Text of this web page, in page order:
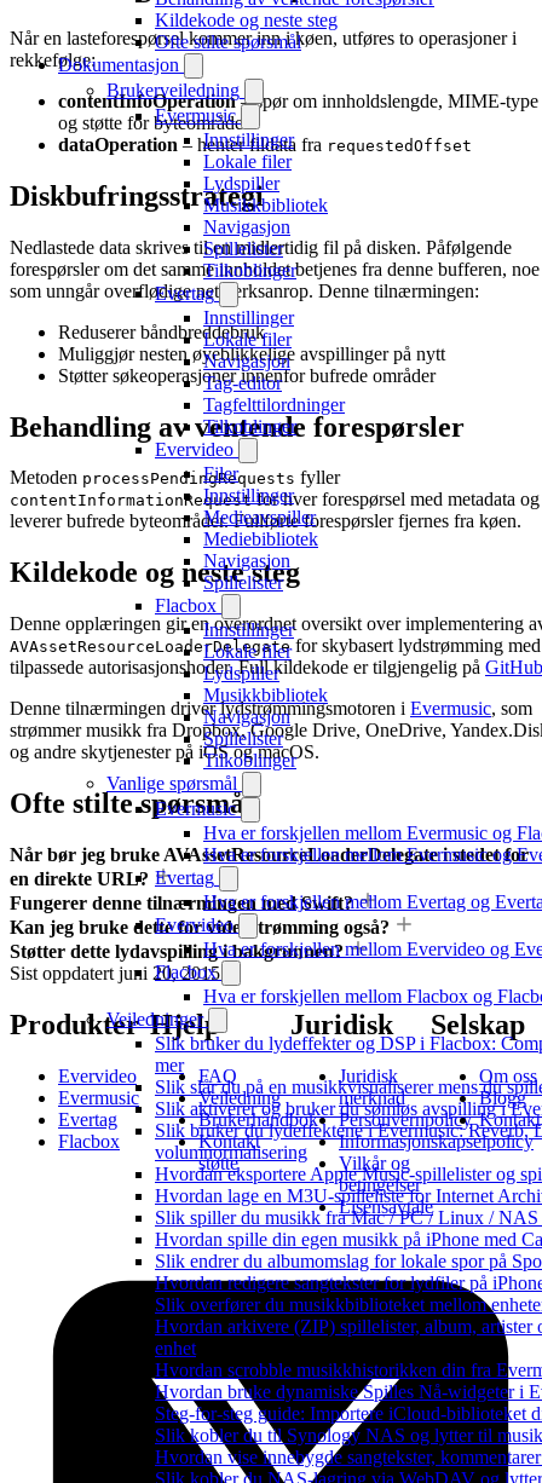
Kildekode og neste steg
Ofte stilte spørsmål
Dokumentasjon
Brukerveiledning
Evermusic
Innstillinger
Lokale filer
Lydspiller
Musikkbibliotek
Navigasjon
Spillelister
Tilkoblinger
Evertag
Innstillinger
Lokale filer
Navigasjon
Tag-editor
Tagfelttilordninger
Tilkoblinger
Evervideo
Filer
Innstillinger
Medieavspiller
Mediebibliotek
Navigasjon
Spillelister
Flacbox
Innstillinger
Lokale filer
Lydspiller
Musikkbibliotek
Navigasjon
Spillelister
Tilkoblinger
Vanlige spørsmål
Evermusic
Hva er forskjellen mellom Evermusic og
Hva er forskjellen mellom Evermusic og
Evertag
Hva er forskjellen mellom Evertag og
Evervideo
Hva er forskjellen mellom Evervideo og
Flacbox
Hva er forskjellen mellom Flacbox og
Veiledninger
Slik bruker du lydeffekter og DSP i Flacbox:
mer
Slik slår du på en musikkvisualiserer mens du
Slik aktiverer og bruker du sømløs avspilling i
Slik bruker du lydeffektene i Evermusic: Reverb,
volumnormalisering
Hvordan eksportere Apple Music-spillelister og
Hvordan lage en M3U-spilleliste for Internet
Slik spiller du musikk fra Mac / PC / Linux /
Hvordan spille din egen musikk på iPhone med
Slik endrer du albumomslag for lokale spor på
Hvordan redigere sangtekster for lydfiler på
Slik overfører du musikkbiblioteket mellom
Hvordan arkivere (ZIP) spillelister, album,
enhet
Hvordan scrobble musikkhistorikken din fra
Hvordan bruke dynamiske Spilles Nå-widgeter i
Steg-for-steg guide: Importere iCloud-biblioteket
Slik kobler du til Synology NAS og lytter til
Hvordan vise innebygde sangtekster,
Slik kobler du NAS-lagring via WebDAV og
Når en lasteforespørsel kommer inn i køen, utføres to operasjoner i
rekkefølge:
contentInfoOperation– spør om innholdslengde, MIME-type
og støtte for byteområder
dataOperation – henter fildata fra requestedOffset
Diskbufringsstrategi
Nedlastede data skrives til en midlertidig fil på disken. Påfølgende
forespørsler om det samme innholdet betjenes fra denne bufferen, noe
som unngår overflødige nettverksanrop. Denne tilnærmingen:
Reduserer båndbreddebruk
Muliggjør nesten øyeblikkelige avspillinger på nytt
Støtter søkeoperasjoner innenfor bufrede områder
Behandling av ventende forespørsler
Metoden processPendingRequests fyller
contentInformationRequestfor hver forespørsel med metadata og
leverer bufrede byteområder. Fullførte forespørsler fjernes fra køen.
Kildekode og neste steg
Denne opplæringen gir en overordnet oversikt over implementering
AVAssetResourceLoaderDelegatefor skybasert lydstrømming med
tilpassede autorisasjonshoder. Full kildekode er tilgjengelig på GitHub
Denne tilnærmingen driver lydstrømmingsmotoren i Evermusic, som
strømmer musikk fra Dropbox, Google Drive, OneDrive,
og andre skytjenester på iOS og macOS.
Ofte stilte spørsmål
Når bør jeg bruke AVAssetResourceLoaderDelegate i stedet for
en direkte URL?
Fungerer denne tilnærmingen med Swift?
Kan jeg bruke dette for videostrømming også?
Støtter dette lydavspilling i bakgrunnen?
Sist oppdatert juni 20, 2015
Produkter
Evervideo
Evermusic
Evertag
Flacbox
Hjelp
FAQ
Veiledning
Brukerhåndbok
Kontakt
støtte
Juridisk
Juridisk
merknad
Personvernpolicy
Informasjonskapselpolicy
Vilkår og
betingelser
Lisensavtale
Selskap
Om oss
Blogg
Kontakt